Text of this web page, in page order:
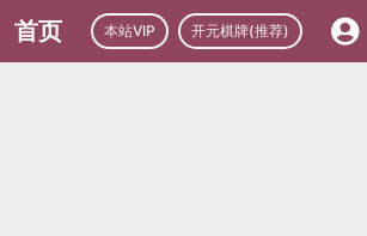
首页 本站VIP 开元棋牌(推荐)